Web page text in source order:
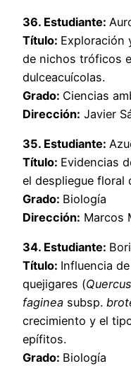
36. Estudiante:
Título: Exploración
de nichos tróficos
dulceacuícolas.
Grado: Ciencias
Dirección: Javier
35. Estudiante:
Título: Evidencias
el despliegue floral
Grado: Biología
Dirección: Marcos
34. Estudiante:
Título: Influencia
quejigares (
faginea subsp.
crecimiento y el
epífitos.
Grado: Biología